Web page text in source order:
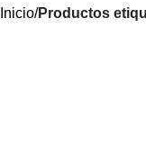
Inicio Productos